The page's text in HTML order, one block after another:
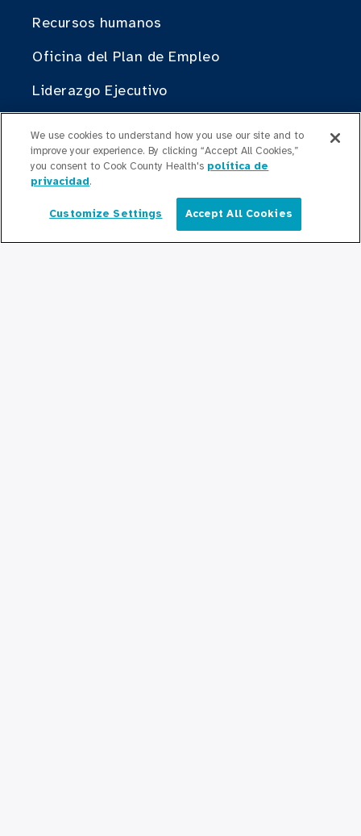
Recursos humanos
Oficina del Plan de Empleo
Liderazgo Ejecutivo
El Departamento de Salud Pública del
Condado de Cook proporciona lo
siguiente.
Cook County Health Atlas
Español
We use cookies to understand how you use our site and to
improve your experience. By clicking “Accept All Cookies,”
you consent to Cook County Health's política de
privacidad.
Customize Settings Accept All Cookies